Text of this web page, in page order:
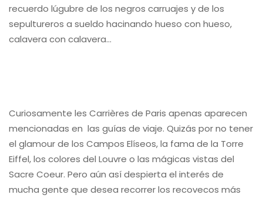
recuerdo lúgubre de los negros carruajes y de los
sepultureros a sueldo hacinando hueso con hueso,
calavera con calavera…
Curiosamente les Carrières de Paris apenas aparecen
mencionadas en las guías de viaje. Quizás por no tener
el glamour de los Campos Elíseos, la fama de la Torre
Eiffel, los colores del Louvre o las mágicas vistas del
Sacre Coeur. Pero aún así despierta el interés de
mucha gente que desea recorrer los recovecos más